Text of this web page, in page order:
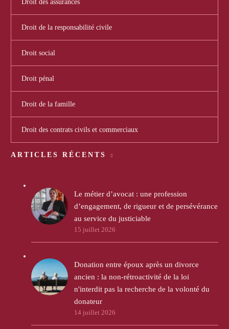
Droit des assurances
Droit de la responsabilité civile
Droit social
Droit pénal
Droit de la famille
Droit des contrats civils et commerciaux
ARTICLES RÉCENTS
Le métier d’avocat : une profession
d’engagement, de rigueur et de persévérance
au service du justiciable
15 juillet 2026
Donation entre époux après un divorce
ancien : la non-rétroactivité de la loi
n'interdit pas la recherche de la volonté du
donateur
14 juillet 2026